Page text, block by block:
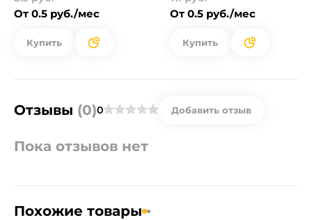
От 0.5 руб./мес
Купить
От 0.5 руб./мес
Купить
Отзывы (0)0 Добавить отзыв
Пока отзывов нет
Похожие товары